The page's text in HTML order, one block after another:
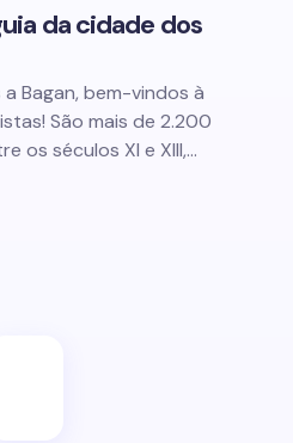
da cidade dos
Bagan, bem-vindos à
São mais de 2.200
os séculos XI e XIII,…